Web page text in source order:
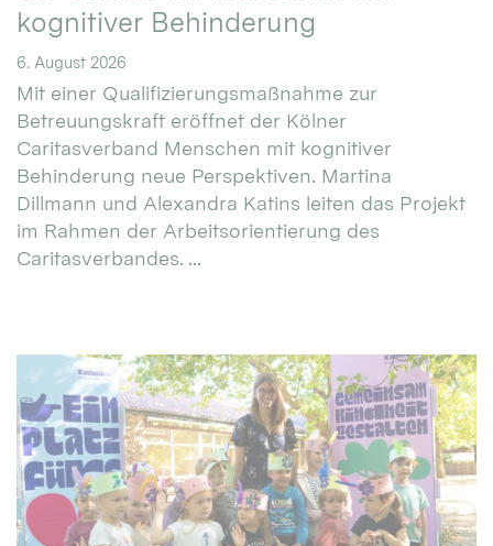
kognitiver Behinderung
6. August 2026
Mit einer Qualifizierungsmaßnahme zur
Betreuungskraft eröffnet der Kölner
Caritasverband Menschen mit kognitiver
Behinderung neue Perspektiven. Martina
Dillmann und Alexandra Katins leiten das Projekt
im Rahmen der Arbeitsorientierung des
Caritasverbandes. ...